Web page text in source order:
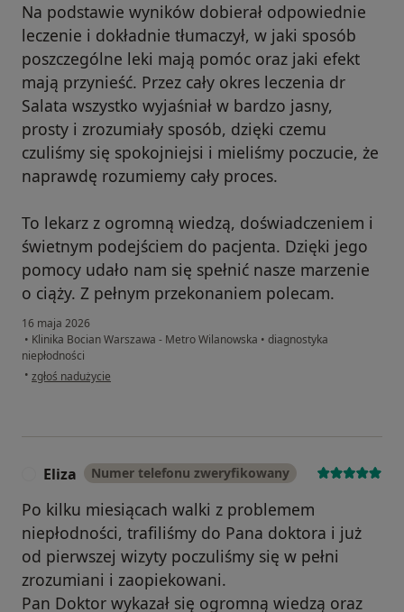
Na podstawie wyników dobierał odpowiednie
leczenie i dokładnie tłumaczył, w jaki sposób
poszczególne leki mają pomóc oraz jaki efekt
mają przynieść. Przez cały okres leczenia dr
Salata wszystko wyjaśniał w bardzo jasny,
prosty i zrozumiały sposób, dzięki czemu
czuliśmy się spokojniejsi i mieliśmy poczucie, że
naprawdę rozumiemy cały proces.
To lekarz z ogromną wiedzą, doświadczeniem i
świetnym podejściem do pacjenta. Dzięki jego
pomocy udało nam się spełnić nasze marzenie
o ciąży. Z pełnym przekonaniem polecam.
16 maja 2026
• Klinika Bocian Warszawa - Metro Wilanowska • diagnostyka
niepłodności
• w opinii użytkownika Filip
zgłoś nadużycie
Eliza Numer telefonu zweryfikowany
Po kilku miesiącach walki z problemem
niepłodności, trafiliśmy do Pana doktora i już
od pierwszej wizyty poczuliśmy się w pełni
zrozumiani i zaopiekowani.
Pan Doktor wykazał się ogromną wiedzą oraz